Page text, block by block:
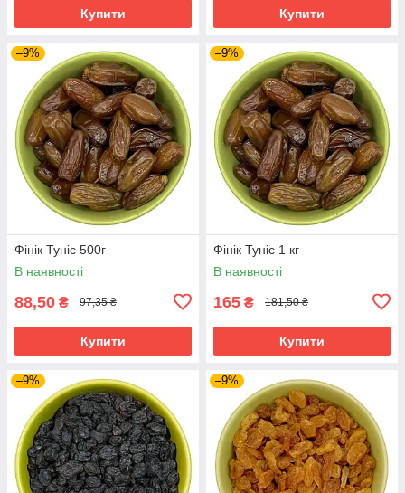
Купити Купити
–9%
Фінік Туніс 500г
В наявності
88,50 ₴ 97,35 ₴
Купити
–9%
Фінік Туніс 1 кг
В наявності
165 ₴ 181,50 ₴
Купити
–9% –9%